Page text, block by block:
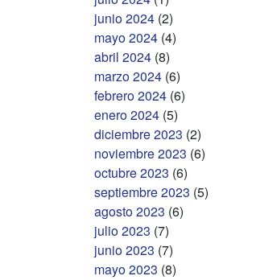
junio 2024 (2)
mayo 2024 (4)
abril 2024 (8)
marzo 2024 (6)
febrero 2024 (6)
enero 2024 (5)
diciembre 2023 (2)
noviembre 2023 (6)
octubre 2023 (6)
septiembre 2023 (5)
agosto 2023 (6)
julio 2023 (7)
junio 2023 (7)
mayo 2023 (8)